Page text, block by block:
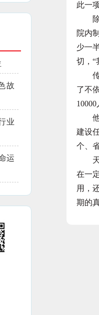
故
业
运
此一
除一
院内
少一
切，“
传承
了不
10000
他还
建设
个、
天全
在一
用，
期的